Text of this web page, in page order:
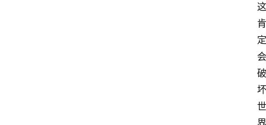
这
肯
定
会
破
坏
世
界